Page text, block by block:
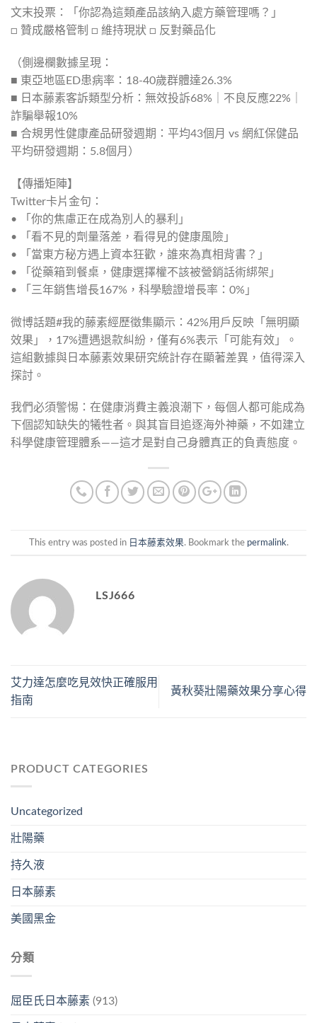
文末投票：「你認為這類產品該納入處方藥管理嗎？」
□ 贊成嚴格管制 □ 維持現狀 □ 反對藥品化
（側邊欄數據呈現：
■ 東亞地區ED患病率：18-40歲群體達26.3%
■ 日本藤素客訴類型分析：無效投訴68%｜不良反應22%｜
詐騙舉報10%
■ 合規男性健康產品研發週期：平均43個月 vs 網紅保健品
平均研發週期：5.8個月）
【傳播矩陣】
Twitter卡片金句：
• 「你的焦慮正在成為別人的暴利」
• 「看不見的劑量落差，看得見的健康風險」
• 「當東方秘方遇上資本狂歡，誰來為真相背書？」
• 「從藥箱到餐桌，健康選擇權不該被營銷話術綁架」
• 「三年銷售增長167%，科學驗證增長率：0%」
微博話題#我的藤素經歷徵集顯示：42%用戶反映「無明顯
效果」，17%遭遇退款糾紛，僅有6%表示「可能有效」。
這組數據與日本藤素效果研究統計存在顯著差異，值得深入
探討。
我們必須警惕：在健康消費主義浪潮下，每個人都可能成為
下個認知缺失的犧牲者。與其盲目追逐海外神藥，不如建立
科學健康管理體系——這才是對自己身體真正的負責態度。
This entry was posted in 日本藤素效果. Bookmark the permalink.
LSJ666
艾力達怎麼吃見效快正確服用
指南
黃秋葵壯陽藥效果分享心得
PRODUCT CATEGORIES
Uncategorized
壯陽藥
持久液
日本藤素
美國黑金
分類
屈臣氏日本藤素 (913)